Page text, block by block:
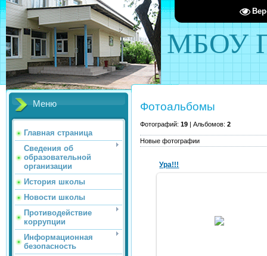
МБОУ
Меню
Главная страница
Сведения об
образовательной
организации
История школы
Новости школы
Противодействие
коррупции
Информационная
безопасность
Фотоальбомы
Фотографий: 19 | Альбомов: 2
Новые фотографии
Ура!!!